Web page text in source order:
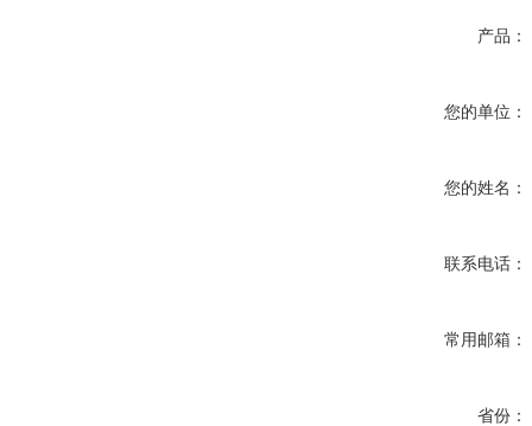
产品：
您的单位：
您的姓名：
联系电话：
常用邮箱：
省份：